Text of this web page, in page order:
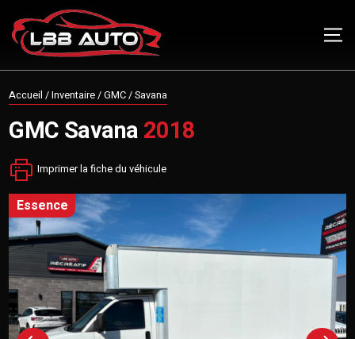
Accueil /Inventaire/GMC/Savana
GMCSavana2018
Imprimer la fiche du véhicule
essence